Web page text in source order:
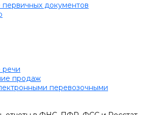
первичных документов
речи
продаж
перевозочными